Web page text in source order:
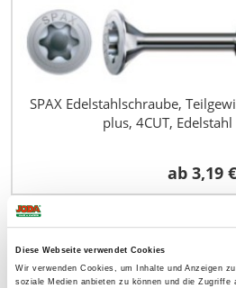
Diese Webseite verwendet Cookies
Wir verwenden Cookies, um Inhalte und Anzeigen
soziale Medien anbieten zu können und die Zugriffe
SPAX Edelstahlschraube,
plus, 4CUT,
ab 3,19 €
Was halten Sie von ...